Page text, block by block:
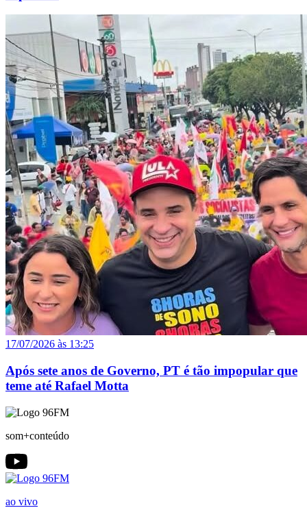
17/07/2026 às 13:25
Após sete anos de Governo, PT é tão impopular que
teme até Rafael Motta
som+conteúdo
ao vivo